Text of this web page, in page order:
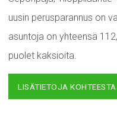
uusin perusparannus on
asuntoja on yhteensä
puolet kaksioita.
LISÄTIETOJA KOHTEESTA